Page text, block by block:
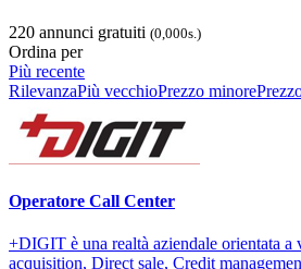
220 annunci gratuiti (0,000s.)
Ordina per
Più recente
RilevanzaPiù vecchioPrezzo minore
Operatore Call Center
+DIGIT è una realtà aziendale orientata
acquisition, Direct sale, Credit